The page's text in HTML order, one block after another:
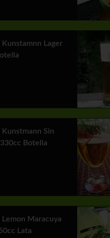
Kunstamnn Lager
Kunstmann Sin
Botella
Lemon Maracuya
Lata